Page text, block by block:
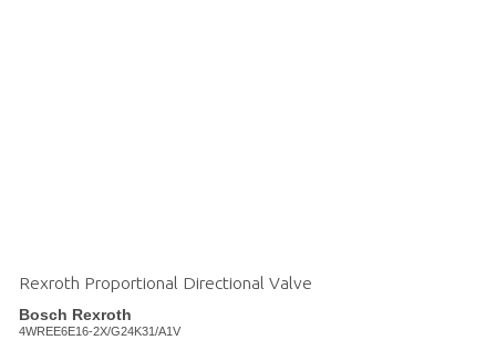
Rexroth Proportional Directional Valve
Bosch Rexroth
4WREE6E16-2X/G24K31/A1V